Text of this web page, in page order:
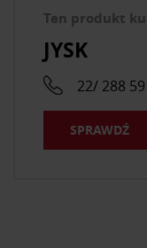
Ten produkt
JYSK
22/ 288
SPRAWDŹ